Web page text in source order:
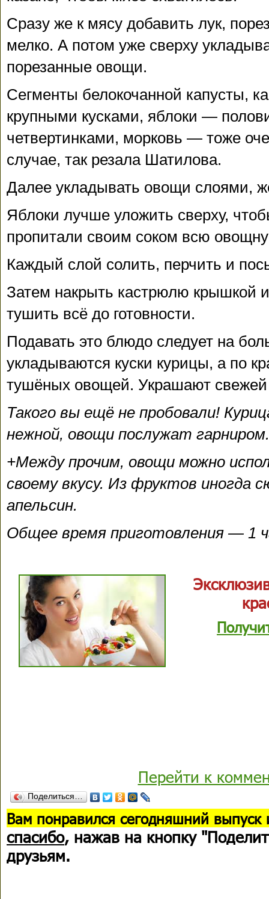
Сразу же к мясу добавить лук,
мелко. А потом уже сверху
порезанные овощи.
Сегменты белокочанной капусты,
крупными кусками, яблоки —
четвертинками, морковь — тоже
случае, так резала Шатилова.
Далее укладывать овощи слоями,
Яблоки лучше уложить сверху,
пропитали своим соком всю
Каждый слой солить, перчить и
Затем накрыть кастрюлю крышкой
тушить всё до готовности.
Подавать это блюдо следует на
укладываются куски курицы, а по
тушёных овощей. Украшают
Такого вы ещё не пробовали!
нежной, овощи послужат гарниром.
+Между прочим, овощи можно
своему вкусу. Из фруктов иногда
апельсин.
Общее время приготовления — 1
Перейти к
Поделиться…
Вам понравился сегодняшний выпуск
спасибо, нажав на кнопку
друзьям.